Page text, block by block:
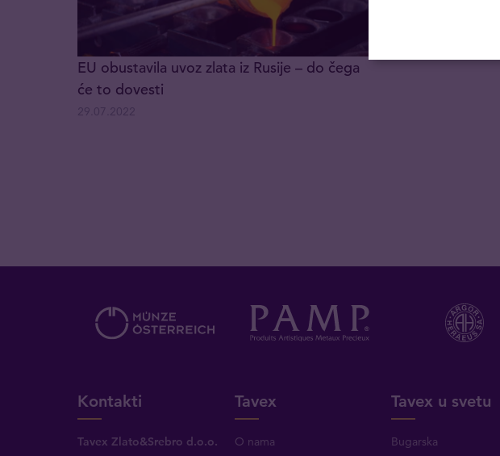
EU obustavila uvoz zlata iz Rusije – do čega
će to dovesti
Kontakti
Tavex Zlato&Srebro d.o.o.
Tavex
O nama
Tavex u svetu
Bugarska